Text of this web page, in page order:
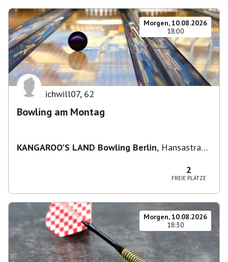
Morgen, 10.08.2026
18:00
ichwill07, 62
Bowling am Montag
KANGAROO'S LAND Bowling Berlin, Hansastraße
2
FREIE PLÄTZE
Morgen, 10.08.2026
18:30